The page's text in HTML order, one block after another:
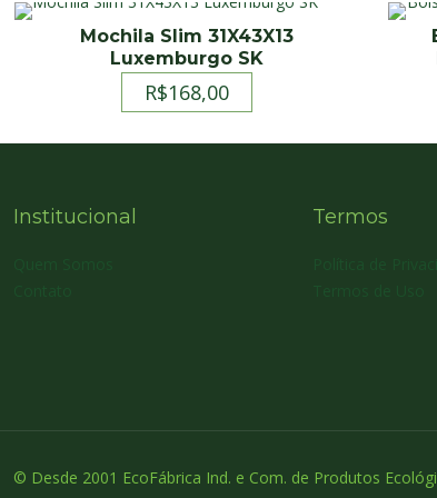
Mochila Slim 31X43X13
Luxemburgo SK
R$168,00
Institucional Termos
© Desde 2001 EcoFábrica Ind. e Com. de Produtos